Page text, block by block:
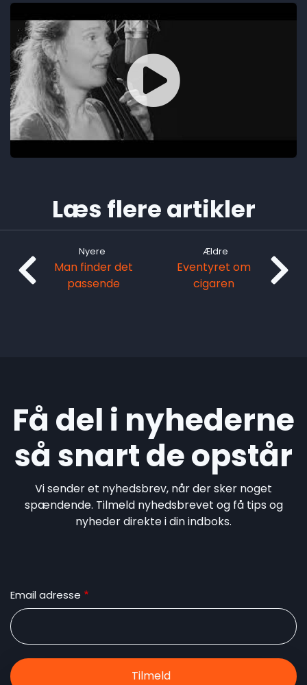
Læs flere artikler
Nyere
Man finder det
passende
Ældre
Eventyret om
cigaren
Få del i nyhederne
så snart de opstår
Vi sender et nyhedsbrev, når der sker noget
spændende. Tilmeld nyhedsbrevet og få tips og
nyheder direkte i din indboks.
Email adresse